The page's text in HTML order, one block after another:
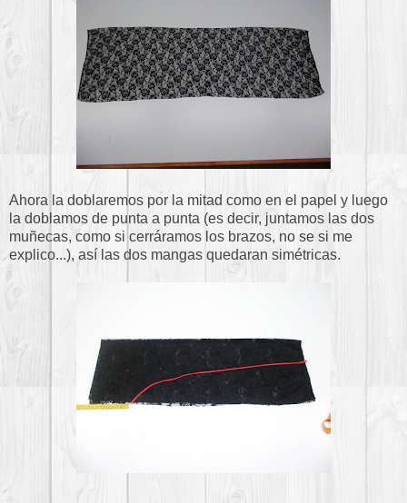
Ahora la doblaremos por la mitad como en el papel y luego
la doblamos de punta a punta (es decir, juntamos las dos
muñecas, como si cerráramos los brazos, no se si me
explico...), así las dos mangas quedaran simétricas.